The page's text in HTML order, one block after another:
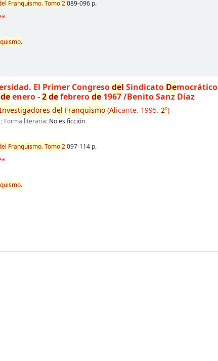
l Franquismo.Tomo2089-096 p.
.
El Primer Congresodel Sindicato Democrático
deenero -2defebrerode1967/Benito Sanz Díaz
Investigadores del Franquismo(Alicante. 1995. 2º)
; Forma literaria: No es ficción
l Franquismo.Tomo2097-114 p.
.